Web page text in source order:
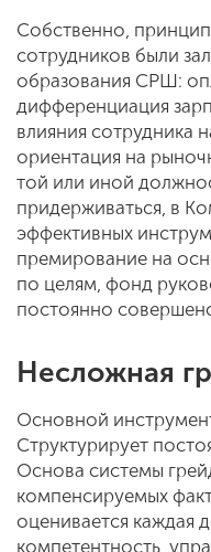
Собственно,
сотрудников были
образования СРШ:
дифференциация
влияния сотрудника
ориентация на
той или иной
придерживаться, в
эффективных
премирование на
по целям, фонд
постоянно
Несложная
Основной
Структурирует
Основа системы
компенсируемых
оценивается каждая
компетентность,